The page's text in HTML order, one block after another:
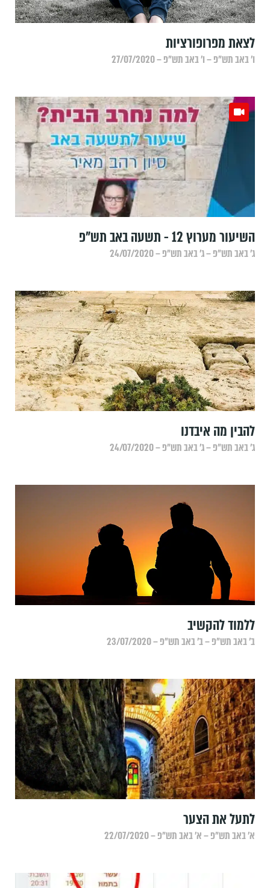
לצאת מפרופורציות
ו׳ באב תש״פ – ו׳ באב תש״פ – 27/07/2020
השיעור מערוץ 12 - תשעה באב תש"פ
ג׳ באב תש״פ – ג׳ באב תש״פ – 24/07/2020
להבין מה איבדנו
ג׳ באב תש״פ – ג׳ באב תש״פ – 24/07/2020
ללמוד להקשיב
ב׳ באב תש״פ – ב׳ באב תש״פ – 23/07/2020
לתעל את הצער
א׳ באב תש״פ – א׳ באב תש״פ – 22/07/2020